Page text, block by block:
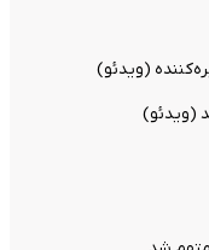
(ویدئو)
(ویدئو)